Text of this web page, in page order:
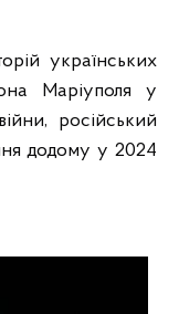
українських
Маріуполя у
російський
додому у 2024